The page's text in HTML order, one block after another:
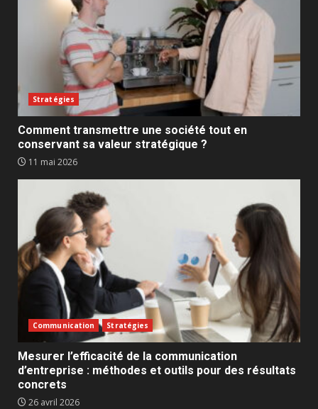
Stratégies
Comment transmettre une société tout en
conservant sa valeur stratégique ?
11 mai 2026
Communication Stratégies
Mesurer l’efficacité de la communication
d’entreprise : méthodes et outils pour des résultats
concrets
26 avril 2026